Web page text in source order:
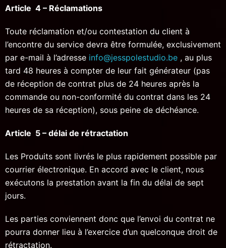
Article 4 – Réclamations
Toute réclamation et/ou contestation du client à
l’encontre du service devra être formulée, exclusivement
par e-mail à l’adresse info@jesspolestudio.be , au plus
tard 48 heures à compter de leur fait générateur (pas
de réception de contrat plus de 24 heures après la
commande ou non-conformité du contrat dans les 24
heures de sa réception), sous peine de déchéance.
Article 5 – délai de rétractation
Les Produits sont livrés le plus rapidement possible par
courrier électronique. En accord avec le client, nous
exécutons la prestation avant la fin du délai de sept
jours.
Les parties conviennent donc que l’envoi du contrat ne
pourra donner lieu à l’exercice d’un quelconque droit de
rétractation.